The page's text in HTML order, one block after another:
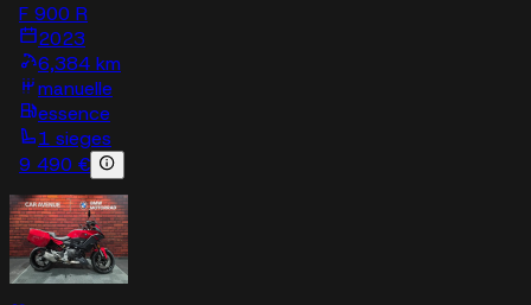
F 900 R
2023
6,384 km
manuelle
essence
1 sieges
9 490 €